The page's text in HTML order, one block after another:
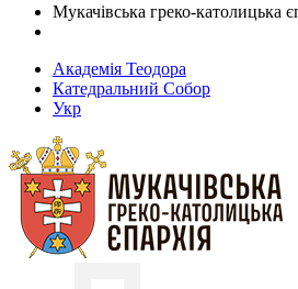
Мукачівська греко-католицька
Академія Теодора
Катедральний Собор
Укр